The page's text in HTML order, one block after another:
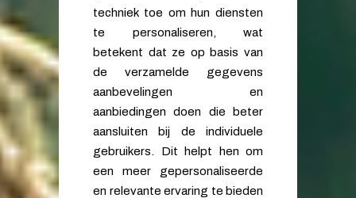
techniek toe om hun diensten
te personaliseren, wat
betekent dat ze op basis van
de verzamelde gegevens
aanbevelingen en
aanbiedingen doen die beter
aansluiten bij de individuele
gebruikers. Dit helpt hen om
een meer gepersonaliseerde
en relevante ervaring te bieden